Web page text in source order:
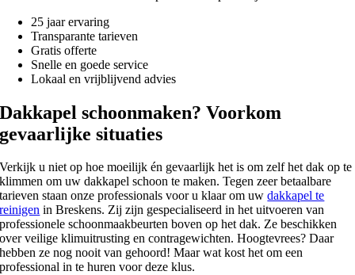
25 jaar ervaring
Transparante tarieven
Gratis offerte
Snelle en goede service
Lokaal en vrijblijvend advies
Dakkapel schoonmaken? Voorkom
gevaarlijke situaties
Verkijk u niet op hoe moeilijk én gevaarlijk het is om zelf het dak op te
klimmen om uw dakkapel schoon te maken. Tegen zeer betaalbare
tarieven staan onze professionals voor u klaar om uwdakkapel te
reinigen in Breskens. Zij zijn gespecialiseerd in het uitvoeren van
professionele schoonmaakbeurten boven op het dak. Ze beschikken
over veilige klimuitrusting en contragewichten. Hoogtevrees? Daar
hebben ze nog nooit van gehoord! Maar wat kost het om een
professional in te huren voor deze klus.